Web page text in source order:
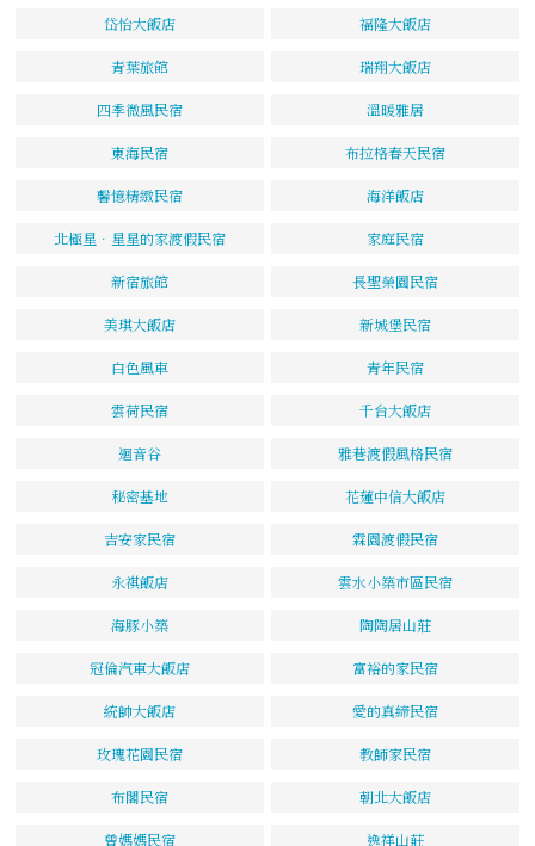
岱怡大飯店 福隆大飯店
青葉旅館 瑞翔大飯店
四季微風民宿 溫暖雅居
東海民宿 布拉格春天民宿
馨憶精緻民宿 海洋飯店
北極星．星星的家渡假民宿 家庭民宿
新宿旅館 長聖榮園民宿
美琪大飯店 新城堡民宿
白色風車 青年民宿
雲荷民宿 千台大飯店
迴音谷 雅巷渡假風格民宿
秘密基地 花蓮中信大飯店
吉安家民宿 霖園渡假民宿
永祺飯店 雲水小築市區民宿
海豚小築 陶陶居山莊
冠倫汽車大飯店 富裕的家民宿
統帥大飯店 愛的真締民宿
玫瑰花園民宿 教師家民宿
布閣民宿 朝北大飯店
曾媽媽民宿 逸祥山莊